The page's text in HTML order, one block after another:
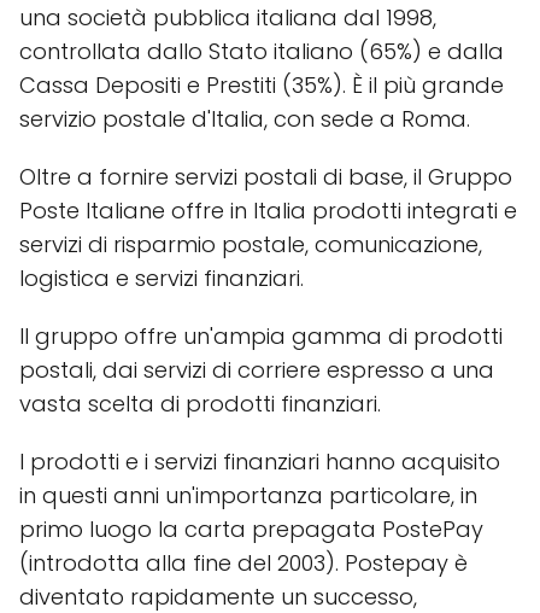
una società pubblica italiana dal 1998,
controllata dallo Stato italiano (65%) e dalla
Cassa Depositi e Prestiti (35%). È il più grande
servizio postale d'Italia, con sede a Roma.
Oltre a fornire servizi postali di base, il Gruppo
Poste Italiane offre in Italia prodotti integrati e
servizi di risparmio postale, comunicazione,
logistica e servizi finanziari.
Il gruppo offre un'ampia gamma di prodotti
postali, dai servizi di corriere espresso a una
vasta scelta di prodotti finanziari.
I prodotti e i servizi finanziari hanno acquisito
in questi anni un'importanza particolare, in
primo luogo la carta prepagata PostePay
(introdotta alla fine del 2003). Postepay è
diventato rapidamente un successo,